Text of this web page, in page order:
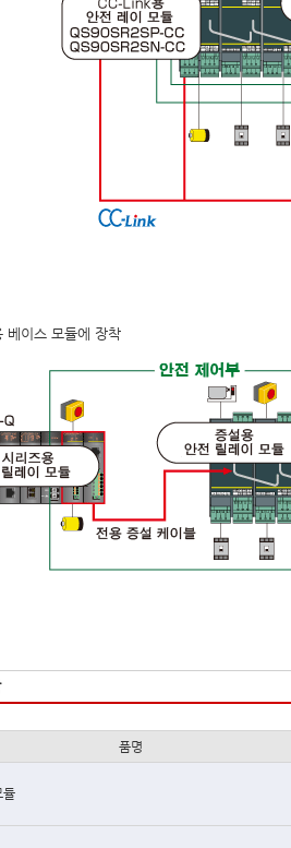
이스 모듈에 장착
품명
듈